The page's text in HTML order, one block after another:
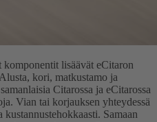
lisäävät eCitaron
kori, matkustamo ja
Citarossa ja eCitarossa
Vian tai korjauksen yhteydessä
Samaan